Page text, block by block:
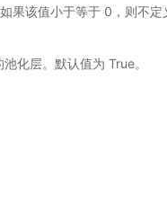
该值小于等于 0，则不定
化层。默认值为 True。